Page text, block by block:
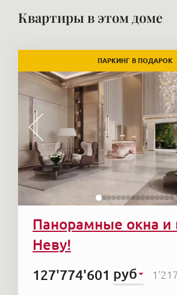
Квартиры в этом доме
ПАРКИНГ В ПОДАРОК
Панорамные окна и
Неву!
127'774'601 руб